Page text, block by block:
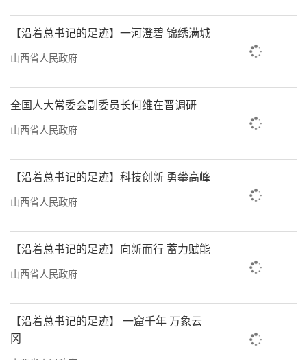
【沿着总书记的足迹】一河澄碧 锦绣满城
山西省人民政府
全国人大常委会副委员长何维在晋调研
山西省人民政府
【沿着总书记的足迹】科技创新 勇攀高峰
山西省人民政府
【沿着总书记的足迹】向新而行 蓄力赋能
山西省人民政府
【沿着总书记的足迹】 一窟千年 万象云
冈